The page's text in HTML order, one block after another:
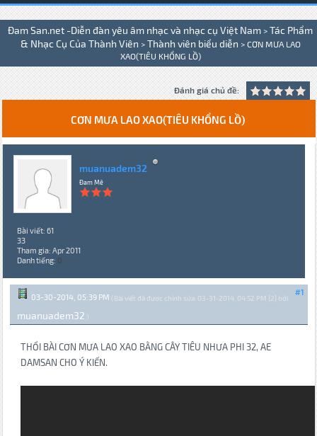
Đam San.net -Diễn đàn yêu âm nhạc và nhạc cụ Việt Nam > Tác Phẩm
& Nhạc Cụ Của Thành Viên > Thành viên biểu diễn > CƠN MƯA LAO
XAO(TIÊU KHỔNG LỒ)
Đánh giá chủ đề:
CƠN MƯA LAO XAO(TIÊU KHỔNG LỒ)
muanuadem32
Đam Mê
Bài viết: 61
33
Tham gia: Apr 2011
Danh tiếng: 0
#1
03-30-2014, 05:39 PM (Bài viết đã được chỉnh sửa: 03-31-2014, 04:52 PM {2} bởi
muanuadem32 .)
THỔI BÀI CƠN MƯA LAO XAO BẰNG CÂY TIÊU NHƯA PHI 32, AE
DAMSAN CHO Ý KIẾN.